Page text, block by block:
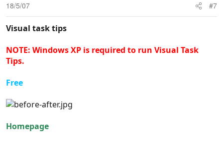
18/5/07 #7
Visual task tips
NOTE: Windows XP is required to run Visual Task
Tips.
Free
Homepage